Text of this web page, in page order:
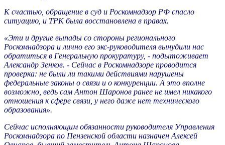
К счастью, обращение в суд и Роскомнадзор РФ спасло
ситуацию, и ТРК была восстановлена в правах.
«Эти и другие выпады со стороны регионального
Роскомнадзора и лично его экс-руководителя вынудили нас
обратиться в Генеральную прокуратуру, - подытоживает
Александр Зенков. - Сейчас в Роскомнадзоре проводится
проверка: не были ли такими действиями нарушены
федеральные законы о связи и о конкуренции. А это вполне
возможно, ведь сам Антон Шаронов ранее не имел никакого
отношения к сфере связи, у него даже нет технического
образования».
Сейчас исполняющим обязанности руководителя Управления
Роскомнадзора по Пензенской области назначен Алексей